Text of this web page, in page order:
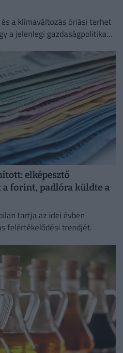
a klímaváltozás óriási terhet
a jelenlegi gazdaságpolitika
elképesztő
a forint, padlóra küldte a
tartja az idei évben
felértékelődési trendjét.